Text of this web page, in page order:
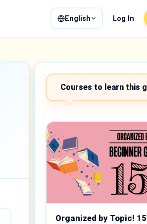
English Log In
Courses to learn this
Organized by Topic!